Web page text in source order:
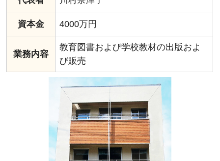
資本金 4000万円
業務内容
教育図書および学校教材の出版およ
び販売